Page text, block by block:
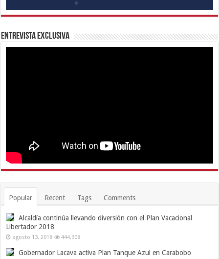
Entrevista Exclusiva
Popular Recent Tags Comments
Alcaldía continúa llevando diversión con el Plan Vacacional
Libertador 2018
agosto 13, 2018 444,308
Gobernador Lacava activa Plan Tanque Azul en Carabobo